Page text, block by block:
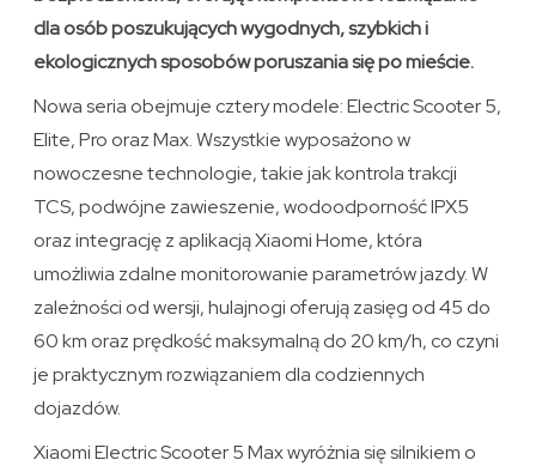
dla osób poszukujących wygodnych, szybkich i
ekologicznych sposobów poruszania się po mieście.
Nowa seria obejmuje cztery modele: Electric Scooter 5,
Elite, Pro oraz Max. Wszystkie wyposażono w
nowoczesne technologie, takie jak kontrola trakcji
TCS, podwójne zawieszenie, wodoodporność IPX5
oraz integrację z aplikacją Xiaomi Home, która
umożliwia zdalne monitorowanie parametrów jazdy. W
zależności od wersji, hulajnogi oferują zasięg od 45 do
60 km oraz prędkość maksymalną do 20 km/h, co czyni
je praktycznym rozwiązaniem dla codziennych
dojazdów.
Xiaomi Electric Scooter 5 Max wyróżnia się silnikiem o